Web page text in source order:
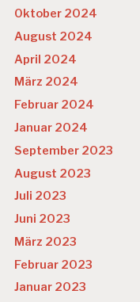
Oktober 2024
August 2024
April 2024
März 2024
Februar 2024
Januar 2024
September 2023
August 2023
Juli 2023
Juni 2023
März 2023
Februar 2023
Januar 2023